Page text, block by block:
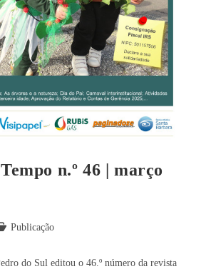
n.º 46 | março
Publicação
do Sul editou o 46.º número da revista